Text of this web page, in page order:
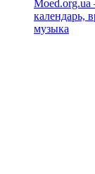
календарь,
музыка